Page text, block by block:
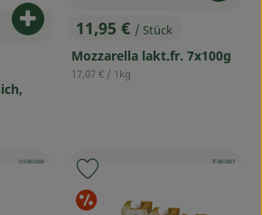
Produkt zum Warenkorb
, Preis:
11,95 € / Stück
Mozzarella lakt.fr. 7x100g
, Referenzpreis:
17,07 € / 1kg
, Kontrollstelle:
CH-BIO-006
hinzufügen
, Kontrollstelle:
IT-BIO-007
Produkt zu Favouriten